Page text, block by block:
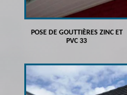
POSE DE GOUTTIÈRES ZINC ET
PVC 33